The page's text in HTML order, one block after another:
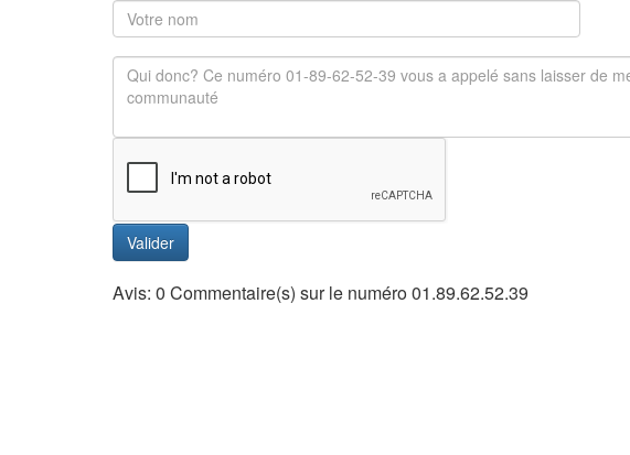
Valider
Avis: 0 Commentaire(s) sur le numéro 01.89.62.52.39